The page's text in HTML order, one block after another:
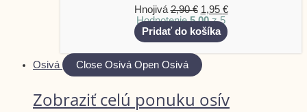
Hnojivá2,90€ 1,95 €
Hodnotenie5.00z 5
Pridať do košíka
Osivá Close Osivá Open Osivá
Zobraziť celú ponuku osív